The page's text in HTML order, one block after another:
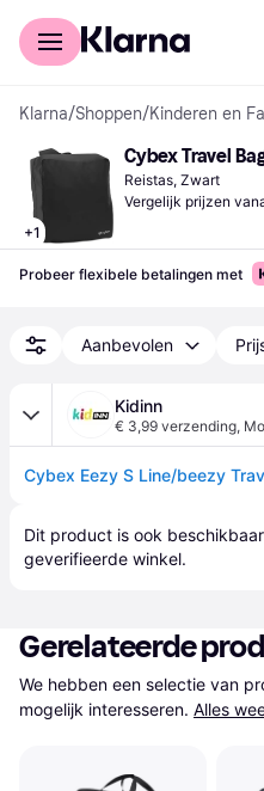
Voor shoppers
Klarna/Shoppen/Kinderen en
+1
Cybex Travel
Reistas, Zwart
Vergelijk prijzen
Probeer flexibele betalingen met
Aanbevolen
Kidinn
€ 3,99 verzending,
Dit product is ook
geverifieerde winkel.
Gerelateerde
We hebben een selectie van
mogelijk interesseren. Alles